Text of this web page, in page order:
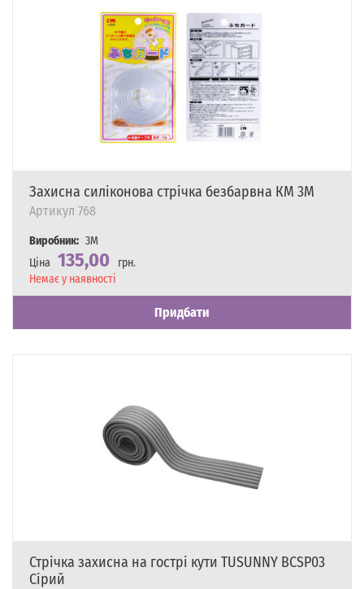
Захисна силіконова стрічка безбарвна КМ 3M
Артикул 768
Виробник: 3M
Ціна 135,00
грн.
Наявність
Немає у наявності
Придбати
Стрічка захисна на гострі кути TUSUNNY BCSP03
Сірий